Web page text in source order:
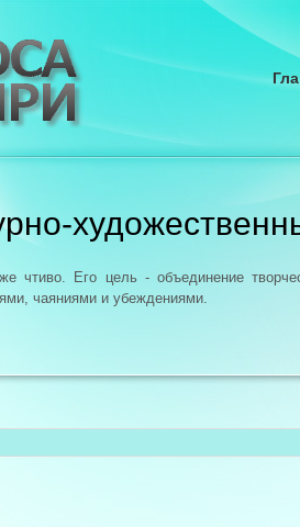
чтиво. Его цель - объединение
чаяниями и убеждениями.